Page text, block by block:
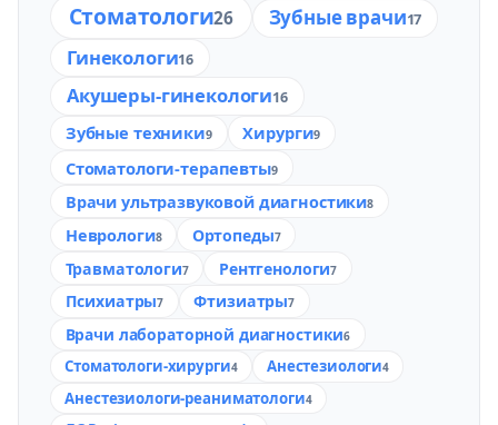
Стоматологи26 Зубные врачи17
Гинекологи16
Акушеры-гинекологи16
Зубные техники9 Хирурги9
Стоматологи-терапевты9
Врачи ультразвуковой диагностики8
Неврологи8 Ортопеды7
Травматологи7 Рентгенологи7
Психиатры7 Фтизиатры7
Врачи лабораторной диагностики6
Стоматологи-хирурги4 Анестезиологи4
Анестезиологи-реаниматологи4